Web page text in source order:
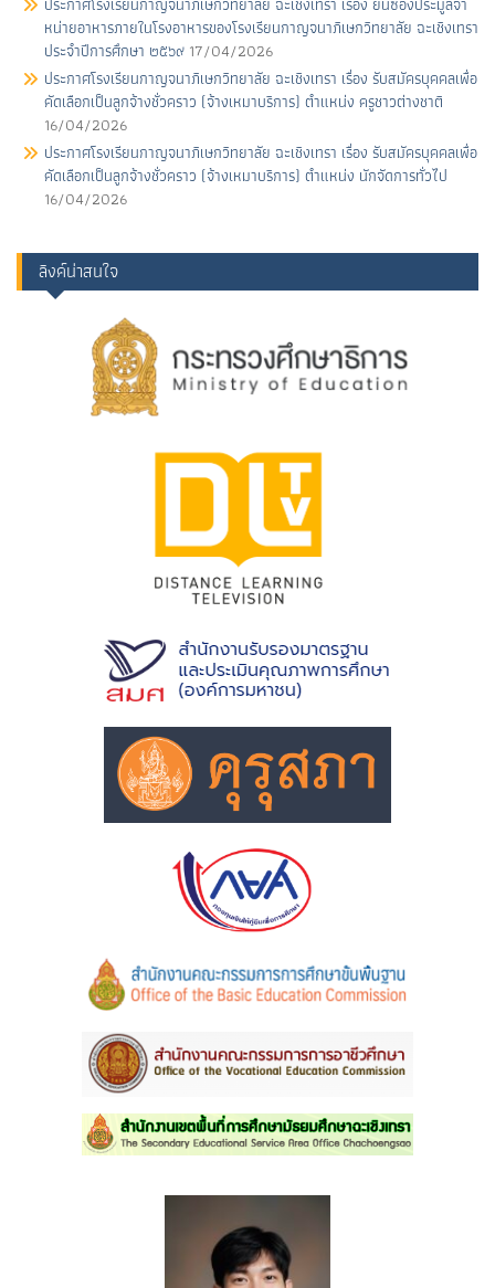
หน่ายอาหารภายในโรงอาหารของโรงเรียนกาญจนาภิเษกวิทยาลัย ฉะเชิงเทรา
ประจําปีการศึกษา ๒๕๖๙ 17/04/2026
ประกาศโรงเรียนกาญจนาภิเษกวิทยาลัย ฉะเชิงเทรา เรื่อง รับสมัครบุคคลเพื่อ
คัดเลือกเป็นลูกจ้างชั่วคราว (จ้างเหมาบริการ) ตําแหน่ง ครูชาวต่างชาติ
16/04/2026
ประกาศโรงเรียนกาญจนาภิเษกวิทยาลัย ฉะเชิงเทรา เรื่อง รับสมัครบุคคลเพื่อ
คัดเลือกเป็นลูกจ้างชั่วคราว (จ้างเหมาบริการ) ตําแหน่ง นักจัดการทั่วไป
16/04/2026
ลิงค์น่าสนใจ